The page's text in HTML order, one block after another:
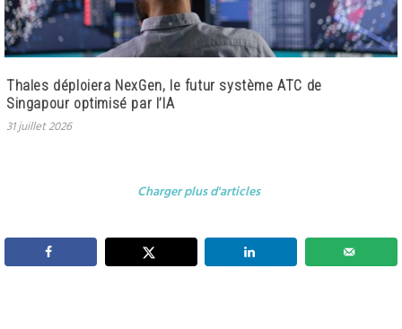
Thales déploiera NexGen, le futur système ATC de
Singapour optimisé par l’IA
31 juillet 2026
Charger plus d'articles